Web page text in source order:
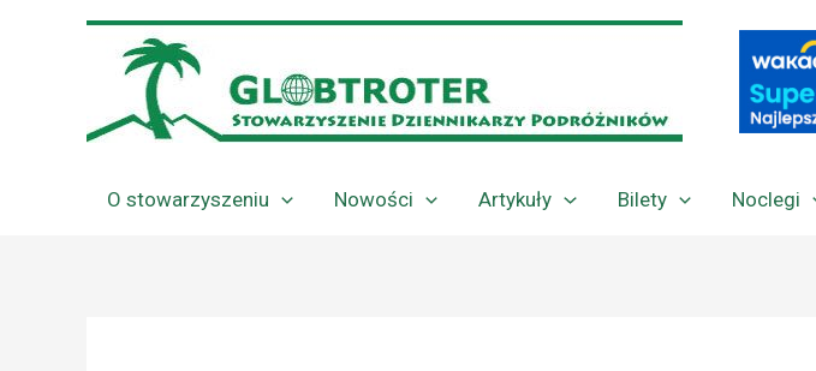
O stowarzyszeniu Nowości Artykuły Bilety Noclegi